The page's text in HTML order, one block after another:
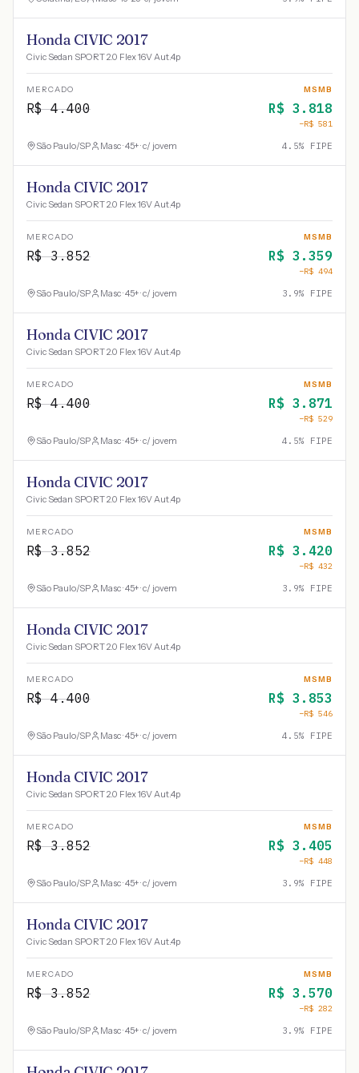
Honda CIVIC 2017
Civic Sedan SPORT 2.0 Flex 16V Aut.4p
MERCADO
R$4.400
MSMB
R$ 3.818
−R$ 581
São Paulo/SP Masc · 45+ · c/ jovem 4.5% FIPE
Honda CIVIC 2017
Civic Sedan SPORT 2.0 Flex 16V Aut.4p
MERCADO
R$3.852
MSMB
R$ 3.359
−R$ 494
São Paulo/SP Masc · 45+ · c/ jovem 3.9% FIPE
Honda CIVIC 2017
Civic Sedan SPORT 2.0 Flex 16V Aut.4p
MERCADO
R$4.400
MSMB
R$ 3.871
−R$ 529
São Paulo/SP Masc · 45+ · c/ jovem 4.5% FIPE
Honda CIVIC 2017
Civic Sedan SPORT 2.0 Flex 16V Aut.4p
MERCADO
R$3.852
MSMB
R$ 3.420
−R$ 432
São Paulo/SP Masc · 45+ · c/ jovem 3.9% FIPE
Honda CIVIC 2017
Civic Sedan SPORT 2.0 Flex 16V Aut.4p
MERCADO
R$4.400
MSMB
R$ 3.853
−R$ 546
São Paulo/SP Masc · 45+ · c/ jovem 4.5% FIPE
Honda CIVIC 2017
Civic Sedan SPORT 2.0 Flex 16V Aut.4p
MERCADO
R$3.852
MSMB
R$ 3.405
−R$ 448
São Paulo/SP Masc · 45+ · c/ jovem 3.9% FIPE
Honda CIVIC 2017
Civic Sedan SPORT 2.0 Flex 16V Aut.4p
MERCADO
R$3.852
MSMB
R$ 3.570
−R$ 282
São Paulo/SP Masc · 45+ · c/ jovem 3.9% FIPE